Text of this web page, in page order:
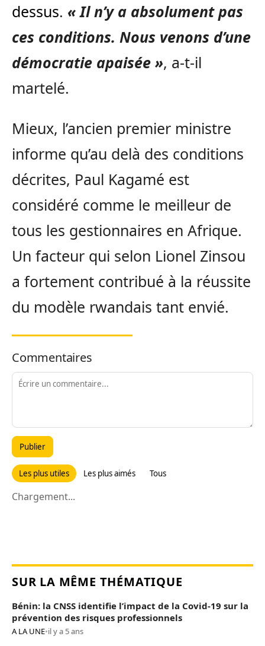
dessus. « Il n’y a absolument pas
ces conditions. Nous venons d’une
démocratie apaisée », a-t-il
martelé.
Mieux, l’ancien premier ministre
informe qu’au delà des conditions
décrites, Paul Kagamé est
considéré comme le meilleur de
tous les gestionnaires en Afrique.
Un facteur qui selon Lionel Zinsou
a fortement contribué à la réussite
du modèle rwandais tant envié.
Commentaires
Publier
Les plus utiles Les plus aimés Tous
Chargement...
SUR LA MÊME THÉMATIQUE
Bénin: la CNSS identifie l’impact de la Covid-19 sur la
prévention des risques professionnels
A LA UNE•il y a 5 ans